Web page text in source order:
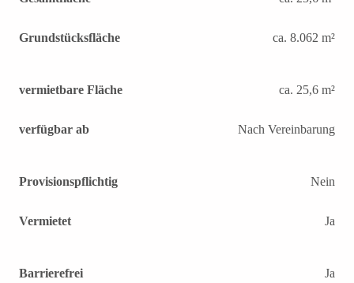
Grundstücksfläche ca. 8.062 m²
vermietbare Fläche ca. 25,6 m²
verfügbar ab Nach Vereinbarung
Provisionspflichtig Nein
Vermietet Ja
Barrierefrei Ja